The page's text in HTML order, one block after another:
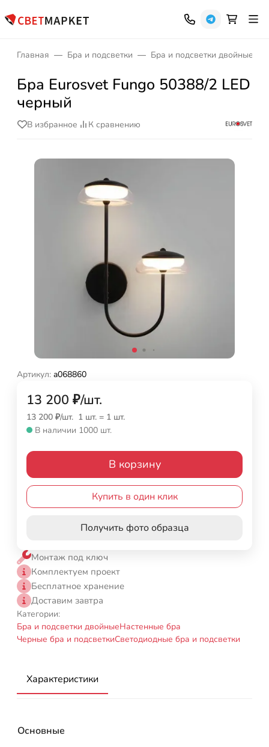
Главная Бра и подсветки Бра и подсветки двойные
Бра Eurosvet Fungo 50388/2 LED
черный
В избранное К сравнению
Артикул: a068860
13 200 ₽/шт.
13 200 ₽/шт. 1 шт. = 1 шт.
В наличии 1000 шт.
В корзину
Купить в один клик
Получить фото образца
Монтаж под ключ
Комплектуем проект
Бесплатное хранение
Доставим завтра
Категории:
Бра и подсветки двойныеНастенные бра
Черные бра и подсветкиСветодиодные бра и подсветки
Характеристики
Основные